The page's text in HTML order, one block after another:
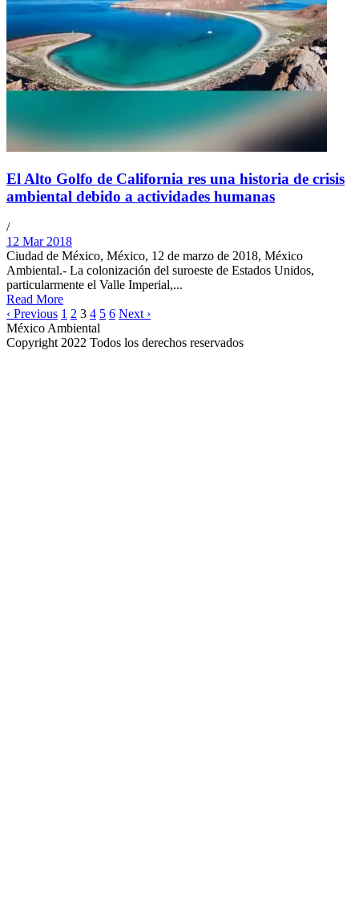
El Alto Golfo de California res una historia de crisis
ambiental debido a actividades humanas
/
12 Mar 2018
Ciudad de México, México, 12 de marzo de 2018, México
Ambiental.- La colonización del suroeste de Estados Unidos,
particularmente el Valle Imperial,...
Read More
‹ Previous 1 2 3 4 5 6 Next ›
México Ambiental
Copyright 2022 Todos los derechos reservados